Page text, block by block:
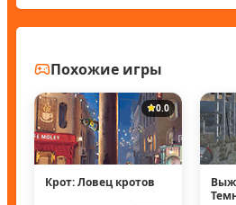
Похожие игры
0.0
Крот: Ловец кротов